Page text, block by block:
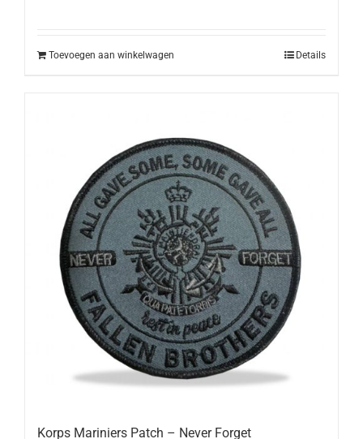
Toevoegen aan winkelwagen Details
Korps Mariniers Patch – Never Forget